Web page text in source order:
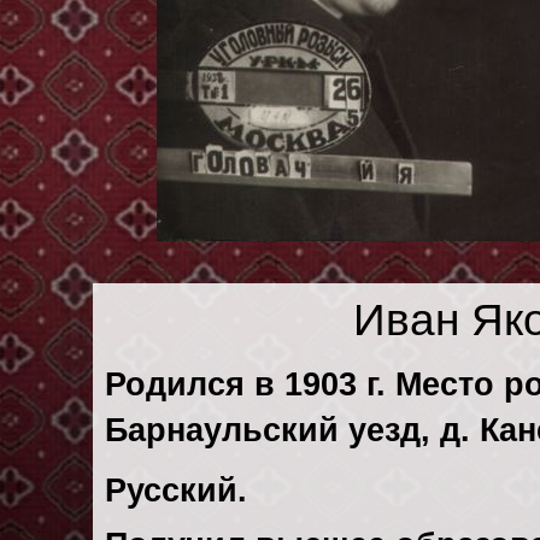
Иван
Родился в 1903 г. Место
Барнаульский уезд, д.
Русский.